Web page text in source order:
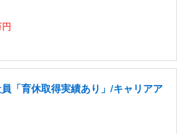
「育休取得実績あり」/キャリアア